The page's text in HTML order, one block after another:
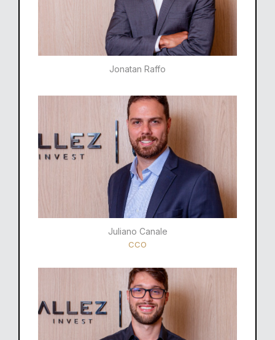
Jonatan Raffo
Juliano Canale
CCO